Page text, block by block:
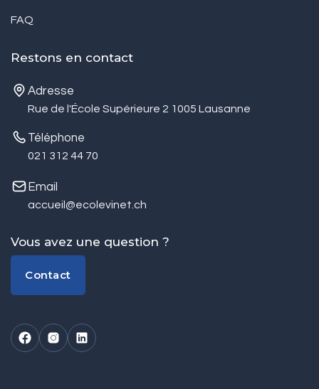
FAQ
Restons en contact
Adresse
Rue de l'École Supérieure 2 1005 Lausanne
Téléphone
021 312 44 70
Email
accueil@ecolevinet.ch
Vous avez une question ?
Contact
Contact